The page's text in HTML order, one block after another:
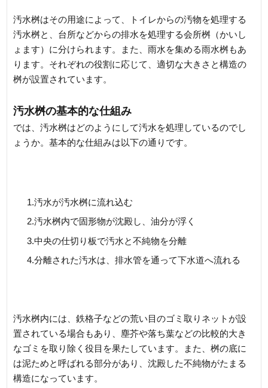
汚水桝はその用途によって、トイレからの汚物を処理する
汚水桝と、台所などからの排水を処理する会所桝（かいし
ょます）に分けられます。また、雨水を集める雨水桝もあ
ります。それぞれの役割に応じて、適切な大きさと構造の
桝が設置されています。
汚水桝の基本的な仕組み
では、汚水桝はどのようにして汚水を処理しているのでし
ょうか。基本的な仕組みは以下の通りです。
1.汚水が汚水桝に流れ込む
2.汚水桝内で固形物が沈殿し、油分が浮く
3.中央の仕切り板で汚水と不純物を分離
4.分離された汚水は、排水管を通って下水道へ流れる
汚水桝内には、鉄格子などの荒い目のゴミ取りネットが設
置されている場合もあり、塵芥や落ち葉などの比較的大き
なゴミを取り除く役目を果たしています。また、桝の底に
は泥ためと呼ばれる部分があり、沈殿した不純物がたまる
構造になっています。